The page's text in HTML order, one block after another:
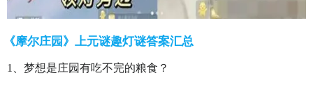
《摩尔庄园》上元谜趣灯谜答案汇总
1、梦想是庄园有吃不完的粮食？